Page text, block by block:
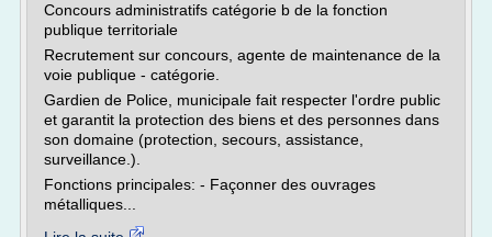
Concours administratifs catégorie b de la fonction
publique territoriale
Recrutement sur concours, agente de maintenance de la
voie publique - catégorie.
Gardien de Police, municipale fait respecter l'ordre public
et garantit la protection des biens et des personnes dans
son domaine (protection, secours, assistance,
surveillance.).
Fonctions principales: - Façonner des ouvrages
métalliques...